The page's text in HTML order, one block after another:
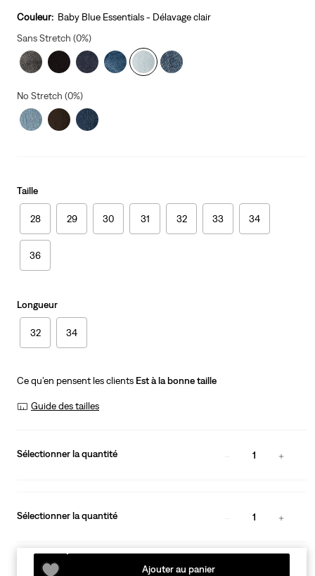
is
Couleur: Baby Blue Essentials - Délavage clair
Sans Stretch (0%)
No Stretch (0%)
Taille
28 29 30 31 32 33 34
36
Longueur
32 34
Ce qu’en pensent les clients Est à la bonne taille
Guide des tailles
Sélectionner la quantité 1
Sélectionner la quantité 1
Ajouter au panier